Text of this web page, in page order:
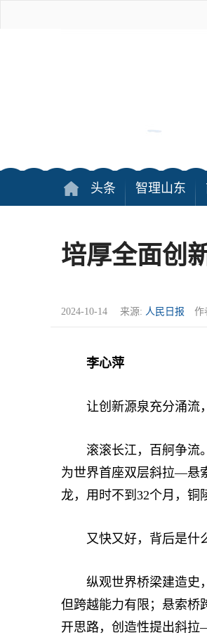
头条 智理山东
培厚全面创
2024-10-14 来源: 人民日报 作
李心萍
让创新源泉充分涌流，
滚滚长江，百舸争流。
为世界首座双层斜拉—悬
龙，用时不到32个月，铜
又快又好，背后是什么
纵观世界桥梁建造史，
但跨越能力有限；悬索桥
开思路，创造性提出斜拉